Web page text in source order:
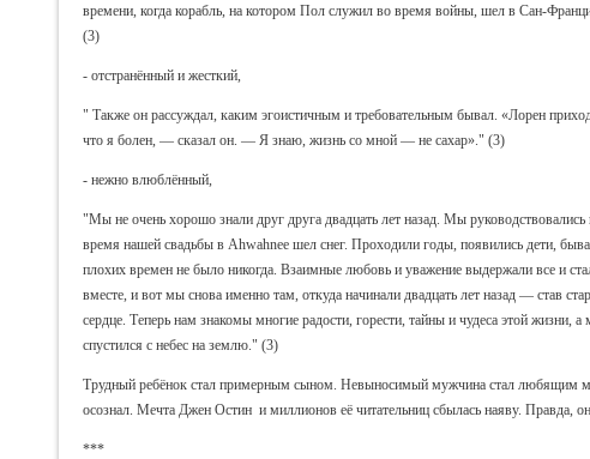
времени, когда корабль, на котором Пол служил во время войны, шел в Сан-
(3)
- отстранённый и жесткий,
" Также он рассуждал, каким эгоистичным и требовательным бывал. «Лорен
что я болен, — сказал он. — Я знаю, жизнь со мной — не сахар»." (3)
- нежно влюблённый,
"Мы не очень хорошо знали друг друга двадцать лет назад. Мы
время нашей свадьбы в Ahwahnee шел снег. Проходили годы, появились дети,
плохих времен не было никогда. Взаимные любовь и уважение выдержали все и
вместе, и вот мы снова именно там, откуда начинали двадцать лет назад — став
сердце. Теперь нам знакомы многие радости, горести, тайны и чудеса этой жизни,
спустился с небес на землю." (3)
Трудный ребёнок стал примерным сыном. Невыносимый мужчина стал любящим
осознал. Мечта Джен Остин и миллионов её читательниц сбылась наяву. Правда,
***